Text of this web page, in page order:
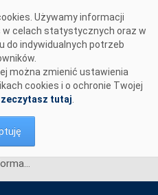
Używamy informacji
w celach statystycznych oraz w
do indywidualnych potrzeb
można zmienić ustawienia
cookies i o ochronie Twojej
tutaj
Informacja dotycząca rozpoczęcia konsultacji